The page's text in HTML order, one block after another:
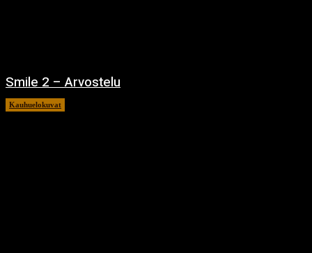
Smile 2 – Arvostelu
Kauhuelokuvat